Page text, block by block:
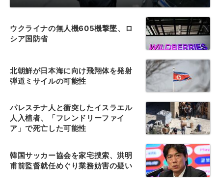
ウクライナの無人機605機撃墜、ロ
シア国防省
北朝鮮が日本海に向け飛翔体を発射
弾道ミサイルの可能性
パレスチナ人と衝突したイスラエル
人入植者、「フレンドリーファイ
ア」で死亡した可能性
韓国サッカー協会を家宅捜索、洪明
甫前監督就任めぐり業務妨害の疑い